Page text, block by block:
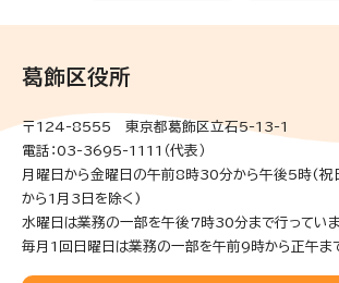
葛飾区役所
〒124-8555 東京都葛飾区立石5-13-1
電話：03-3695-1111（代表）
月曜日から金曜日の午前8時30分から午後5時(祝
から1月3日を除く)
水曜日は業務の一部を午後7時30分まで行っていま
毎月1回日曜日は業務の一部を午前9時から正午ま